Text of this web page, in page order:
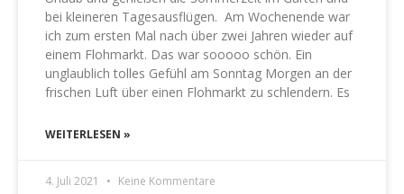
bei kleineren Tagesausflügen. Am Wochenende war
ich zum ersten Mal nach über zwei Jahren wieder auf
einem Flohmarkt. Das war sooooo schön. Ein
unglaublich tolles Gefühl am Sonntag Morgen an der
frischen Luft über einen Flohmarkt zu schlendern. Es
WEITERLESEN »
4. Juli 2021 Keine Kommentare